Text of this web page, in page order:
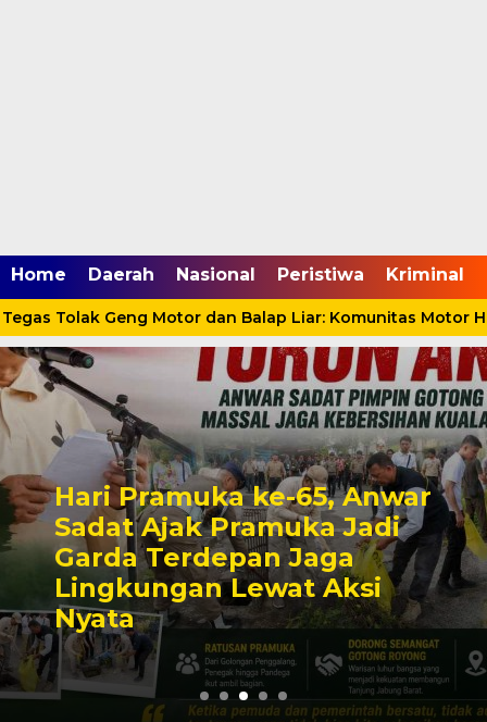
Home Daerah Nasional Peristiwa Kriminal
Tolak Geng Motor dan Balap Liar: Komunitas Motor
Hari Pramuka ke-65, Anwar
Sadat Ajak Pramuka Jadi
Garda Terdepan Jaga
Lingkungan Lewat Aksi
Nyata